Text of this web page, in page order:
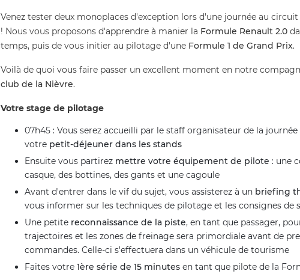
Venez tester deux monoplaces d'exception lors d'une journée au
! Nous vous proposons d'apprendre à manier la Formule Renault 2.0
temps, puis de vous initier au pilotage d'une Formule 1 de Grand Prix.
Voilà de quoi vous faire passer un excellent moment en notre
club de la Nièvre.
Votre stage de pilotage
07h45 : Vous serez accueilli par le staff organisateur de la
votre petit-déjeuner dans les stands
Ensuite vous partirez mettre votre équipement de pilote : une
casque, des bottines, des gants et une cagoule
Avant d'entrer dans le vif du sujet, vous assisterez à un briefing
vous informer sur les techniques de pilotage et les consignes de
Une petite reconnaissance de la piste, en tant que passager,
trajectoires et les zones de freinage sera primordiale avant de
commandes. Celle-ci s'effectuera dans un véhicule de tourisme
Faites votre 1ère série de 15 minutes en tant que pilote de la